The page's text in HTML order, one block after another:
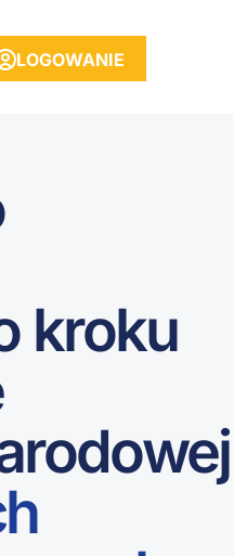
LOGOWANIE
kroku